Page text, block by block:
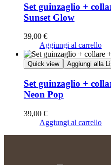
Set guinzaglio +
Sunset Glow
39,00 €
Aggiungi al carrello
Quick view Aggiungi alla
Set guinzaglio +
Neon Pop
39,00 €
Aggiungi al carrello